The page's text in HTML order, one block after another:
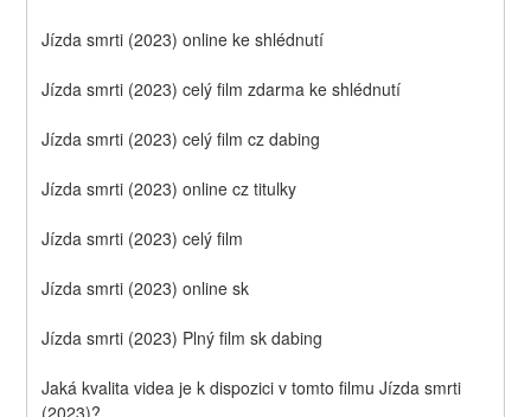
Jízda smrti (2023) online ke shlédnutí
Jízda smrti (2023) celý film zdarma ke shlédnutí
Jízda smrti (2023) celý film cz dabing
Jízda smrti (2023) online cz titulky
Jízda smrti (2023) celý film
Jízda smrti (2023) online sk
Jízda smrti (2023) Plný film sk dabing
Jaká kvalita videa je k dispozici v tomto filmu Jízda smrti